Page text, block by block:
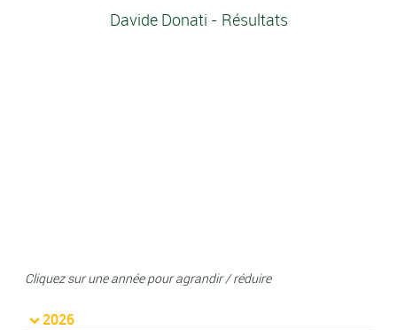
Davide Donati - Résultats
Cliquez sur une année pour agrandir / réduire
2026